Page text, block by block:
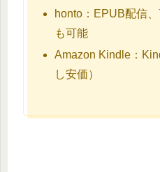
honto：EPUB配信
も可能
Amazon Kindle：
し安価）